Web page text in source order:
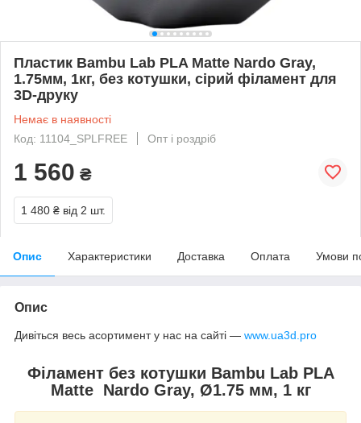
Пластик Bambu Lab PLA Matte Nardo Gray,
1.75мм, 1кг, без котушки, сірий філамент для
3D-друку
Немає в наявності
Код: 11104_SPLFREE
Опт і роздріб
1 560 ₴
1 480 ₴ від 2 шт.
Опис Характеристики Доставка Оплата Умови
Опис
Дивіться весь асортимент у нас на сайті — www.ua3d.pro
Філамент без котушки Bambu Lab PLA
Matte Nardo Gray, Ø1.75 мм, 1 кг